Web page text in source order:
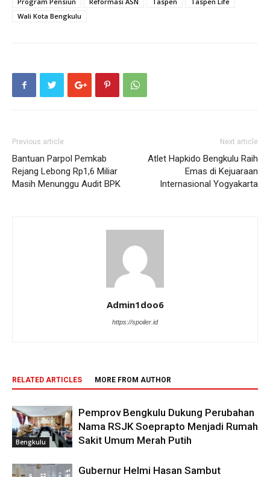
Wali Kota Bengkulu
Previous article
Bantuan Parpol Pemkab
Rejang Lebong Rp1,6 Miliar
Masih Menunggu Audit BPK
Next article
Atlet Hapkido Bengkulu Raih
Emas di Kejuaraan
Internasional Yogyakarta
Admin1doo6
https://spoiler.id
RELATED ARTICLES MORE FROM AUTHOR
Bengkulu
Pemprov Bengkulu Dukung Perubahan
Nama RSJK Soeprapto Menjadi Rumah
Sakit Umum Merah Putih
Gubernur Helmi Hasan Sambut